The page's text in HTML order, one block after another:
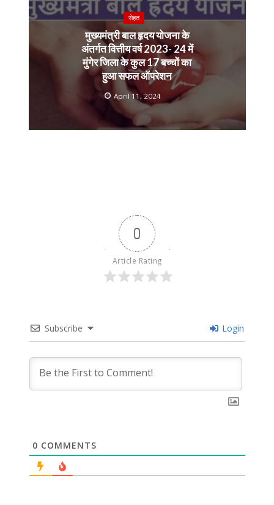
सेहत
मुख्यमंत्री बाल हृदय योजना के
अंतर्गत वित्तीय वर्ष 2023- 24 में
मुंगेर जिला के कुल 17 बच्चों का
हुआ सफल ऑपरेशन
April 11, 2024
0
Article Rating
Subscribe Login
0 COMMENTS